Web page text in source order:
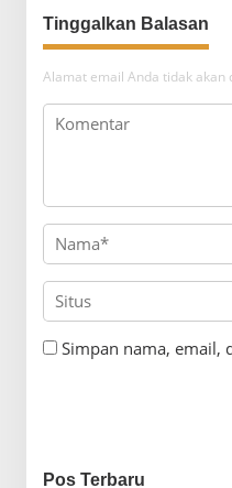
Tinggalkan Balasan
Alamat email Anda tidak akan
Simpan nama, email,
Pos Terbaru